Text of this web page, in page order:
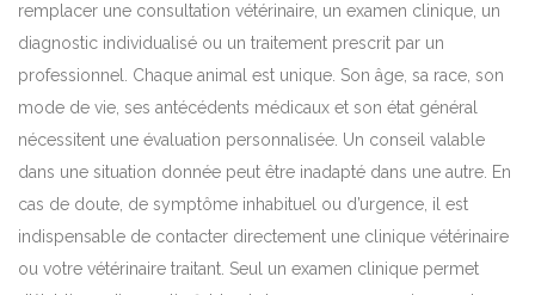
remplacer une consultation vétérinaire, un examen clinique, un
diagnostic individualisé ou un traitement prescrit par un
professionnel. Chaque animal est unique. Son âge, sa race, son
mode de vie, ses antécédents médicaux et son état général
nécessitent une évaluation personnalisée. Un conseil valable
dans une situation donnée peut être inadapté dans une autre. En
cas de doute, de symptôme inhabituel ou d’urgence, il est
indispensable de contacter directement une clinique vétérinaire
ou votre vétérinaire traitant. Seul un examen clinique permet